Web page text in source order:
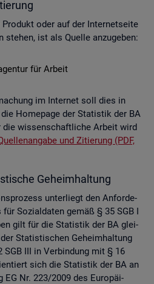
oder auf der In­ter­net­sei­te
ste­hen, ist als Quel­le an­zu­ge­ben:
für Ar­beit
im In­ter­net soll dies in
Home­page der Sta­tis­tik der BA
die wis­sen­schaft­li­che Ar­beit wird
und Zi­tie­rung (PDF,
Ge­heim­hal­tung
un­ter­liegt den An­for­de­
So­zi­al­da­ten gemäß § 35 SGB I
gilt für die Sta­tis­tik der BA glei­
Sta­tis­ti­schen Ge­heim­hal­tung
SGB III in Ver­bin­dung mit § 16
sich die Sta­tis­tik der BA an
EG Nr. 223/2009 des Eu­ro­päi­